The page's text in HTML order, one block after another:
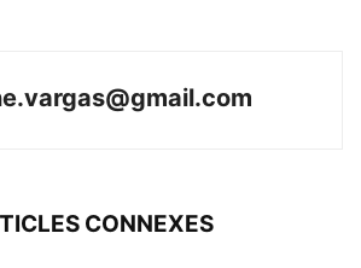
CONNEXES